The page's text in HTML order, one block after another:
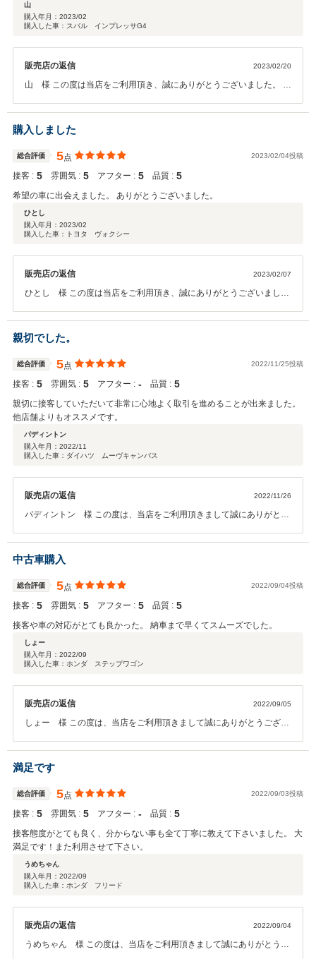
山
購入年月： 2023/02
購入した車：スバル インプレッサG4
販売店の返信 2023/02/20
山 様 この度は当店をご利用頂き、誠にありがとうございました。 何
全力でバックアップ致します。 何卒、宜しくお願い致します。
購入しました
総合評価 5点 2023/02/04投稿
接客 : 5 雰囲気 : 5 アフター : 5 品質 : 5
希望の車に出会えました。 ありがとうございました。
ひとし
購入年月： 2023/02
購入した車：トヨタ ヴォクシー
販売店の返信 2023/02/07
ひとし 様 この度は当店をご利用頂き、誠にありがとうございまし
と行いますので、今後ともよろしくお願い致します。
親切でした。
総合評価 5点 2022/11/25投稿
接客 : 5 雰囲気 : 5 アフター : ‐ 品質 : 5
親切に接客していただいて非常に心地よく取引を進めることが出来ました。
他店舗よりもオススメです。
パディントン
購入年月： 2022/11
購入した車：ダイハツ ムーヴキャンバス
販売店の返信 2022/11/26
パディントン 様 この度は、当店をご利用頂きまして誠にありがとう
ートしてまいります。 今後ともよろしくお願い申し上げます。
中古車購入
総合評価 5点 2022/09/04投稿
接客 : 5 雰囲気 : 5 アフター : 5 品質 : 5
接客や車の対応がとても良かった。 納車まで早くてスムーズでした。
しょー
購入年月： 2022/09
購入した車：ホンダ ステップワゴン
販売店の返信 2022/09/05
しょー 様 この度は、当店をご利用頂きまして誠にありがとうござい
いりますので、今後ともよろしくお願い申し上げます。
満足です
総合評価 5点 2022/09/03投稿
接客 : 5 雰囲気 : 5 アフター : ‐ 品質 : 5
接客態度がとても良く、分からない事も全て丁寧に教えて下さいました。 大
満足です！また利用させて下さい。
うめちゃん
購入年月： 2022/09
購入した車：ホンダ フリード
販売店の返信 2022/09/04
うめちゃん 様 この度は、当店をご利用頂きまして誠にありがとうご